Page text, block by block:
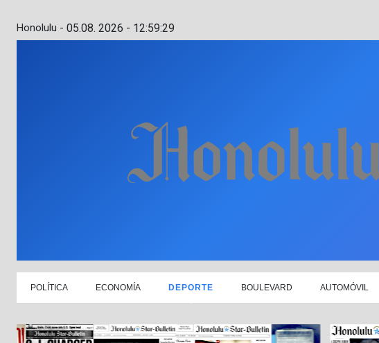
Honolulu - 05.08. 2026 - 12:59:30
POLÍTICA ECONOMÍA DEPORTE BOULEVARD AUTOMÓVIL